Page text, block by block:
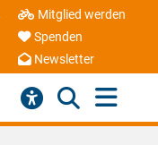
Mitglied werden
Spenden
Newsletter